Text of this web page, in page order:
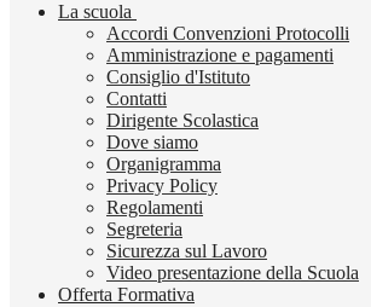
La scuola
Accordi Convenzioni Protocolli
Amministrazione e pagamenti
Consiglio d'Istituto
Contatti
Dirigente Scolastica
Dove siamo
Organigramma
Privacy Policy
Regolamenti
Segreteria
Sicurezza sul Lavoro
Video presentazione della Scuola
Offerta Formativa